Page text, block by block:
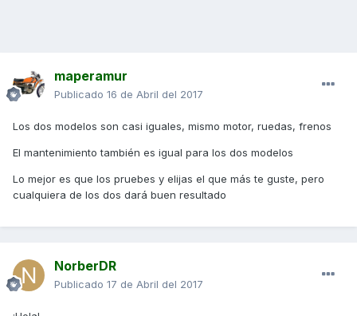
maperamur
Publicado 16 de Abril del 2017
Los dos modelos son casi iguales, mismo motor, ruedas, frenos
El mantenimiento también es igual para los dos modelos
Lo mejor es que los pruebes y elijas el que más te guste, pero
cualquiera de los dos dará buen resultado
NorberDR
Publicado 17 de Abril del 2017